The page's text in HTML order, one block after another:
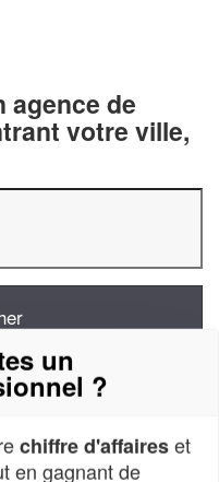
agence de
votre ville,
à
un
?
chiffre d'affaireset
en gagnant de